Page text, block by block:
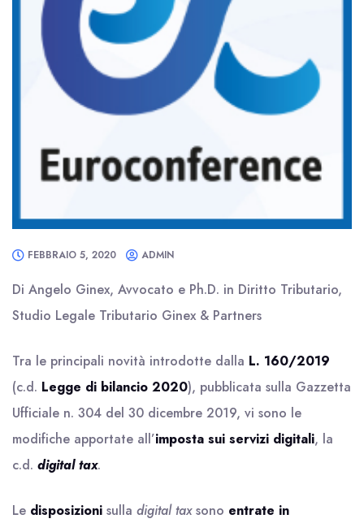
FEBBRAIO 5, 2020 ADMIN
Di Angelo Ginex, Avvocato e Ph.D. in Diritto Tributario,
Studio Legale Tributario Ginex & Partners
Tra le principali novità introdotte dalla L. 160/2019
(c.d. Legge di bilancio 2020), pubblicata sulla Gazzetta
Ufficiale n. 304 del 30 dicembre 2019, vi sono le
modifiche apportate all’imposta sui servizi digitali, la
c.d. digital tax.
Le disposizioni sulla digital taxsono entrate in